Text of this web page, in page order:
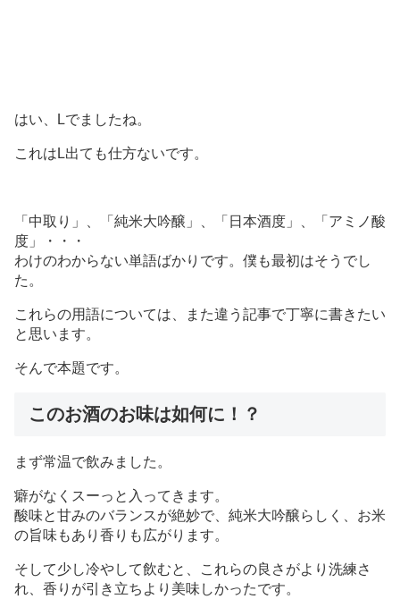
はい、Lでましたね。
これはL出ても仕方ないです。
「中取り」、「純米大吟醸」、「日本酒度」、「アミノ酸
度」・・・
わけのわからない単語ばかりです。僕も最初はそうでし
た。
これらの用語については、また違う記事で丁寧に書きたい
と思います。
そんで本題です。
このお酒のお味は如何に！？
まず常温で飲みました。
癖がなくスーっと入ってきます。
酸味と甘みのバランスが絶妙で、純米大吟醸らしく、お米
の旨味もあり香りも広がります。
そして少し冷やして飲むと、これらの良さがより洗練さ
れ、香りが引き立ちより美味しかったです。